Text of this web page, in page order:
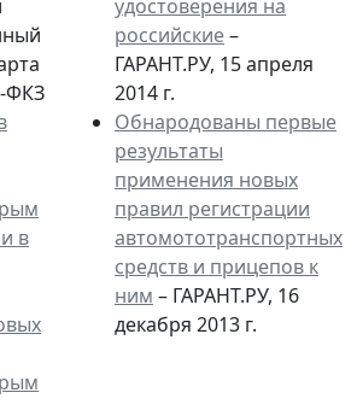
ФКЗ
в
удостоверения на
российские–
ГАРАНТ.РУ, 15 апреля
2014 г.
Обнародованы первые
результаты
применения новых
правил регистрации
автомототранспортных
средств и прицепов к
ним – ГАРАНТ.РУ, 16
декабря 2013 г.